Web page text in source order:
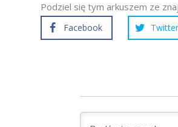
Podziel się tym arkuszem ze
Facebook Twitter